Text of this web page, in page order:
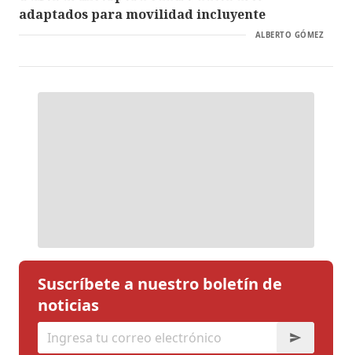
adaptados para movilidad incluyente
ALBERTO GÓMEZ
Suscríbete a nuestro boletín de
noticias